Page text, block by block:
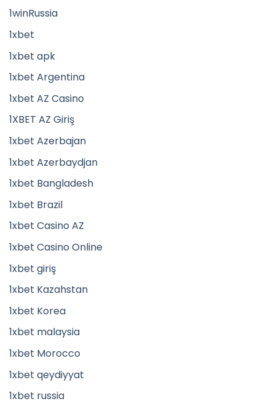
1winRussia
1xbet
1xbet apk
1xbet Argentina
1xbet AZ Casino
1XBET AZ Giriş
1xbet Azerbajan
1xbet Azerbaydjan
1xbet Bangladesh
1xbet Brazil
1xbet Casino AZ
1xbet Casino Online
1xbet giriş
1xbet Kazahstan
1xbet Korea
1xbet malaysia
1xbet Morocco
1xbet qeydiyyat
1xbet russia